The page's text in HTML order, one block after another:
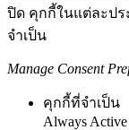
ปิด คุกกี้ในแต่ละปร
จำเป็น
Manage Consent
คุกกี้ที่จำเป็น
Always Active